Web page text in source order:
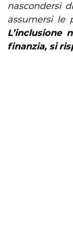
nascondersi
assumersi le
L’inclusione
finanzia, si